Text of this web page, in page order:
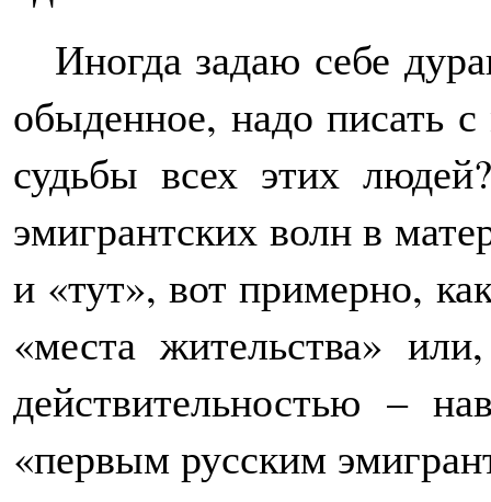
Иногда задаю себе
обыденное, надо писать
судьбы всех этих
эмигрантских волн в
и «тут», вот примерно,
«места жительства»
действительностью –
«первым русским